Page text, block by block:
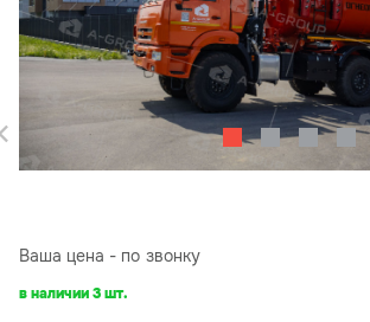
Ваша цена - по звонку
в наличии 3 шт.